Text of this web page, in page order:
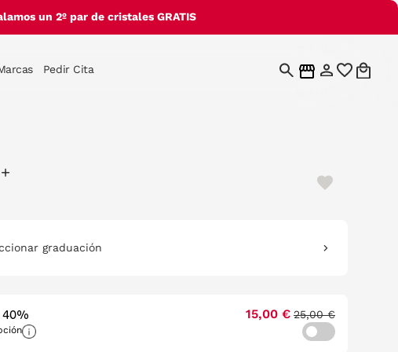
un 2º par de cristales GRATIS
Pedir Cita
graduación
40% 15,00 € 25,00 €